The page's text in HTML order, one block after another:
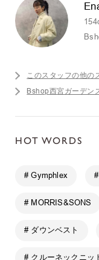
このスタッフの他の
Bshop西宮ガーデン
HOT WORDS
# Gymphlex
# MORRIS&SONS
# ダウンベスト
# クルーネックニッ